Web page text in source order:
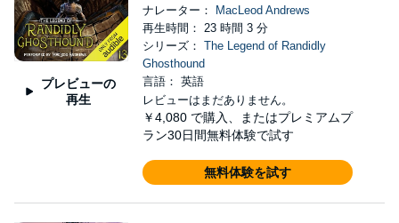
プレビューの
再生
ナレーター：
MacLeod Andrews
再生時間： 23 時間 3 分
シリーズ： The Legend of Randidly
Ghosthound
言語： 英語
レビューはまだありません。
￥4,080 で購入、またはプレミアムプ
ラン30日間無料体験で試す
無料体験を試す